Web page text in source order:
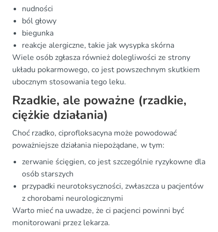
nudności
ból głowy
biegunka
reakcje alergiczne, takie jak wysypka skórna
Wiele osób zgłasza również dolegliwości ze strony
układu pokarmowego, co jest powszechnym skutkiem
ubocznym stosowania tego leku.
Rzadkie, ale poważne (rzadkie,
ciężkie działania)
Choć rzadko, ciprofloksacyna może powodować
poważniejsze działania niepożądane, w tym:
zerwanie ścięgien, co jest szczególnie ryzykowne dla
osób starszych
przypadki neurotoksyczności, zwłaszcza u pacjentów
z chorobami neurologicznymi
Warto mieć na uwadze, że ci pacjenci powinni być
monitorowani przez lekarza.